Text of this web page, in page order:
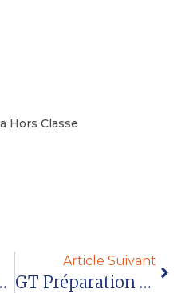
Hors Classe
2018
Article Suivant
GT Préparation De La Circulaire Intra 2019